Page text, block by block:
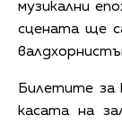
музикални
сцената ще
Билетите за
касата на